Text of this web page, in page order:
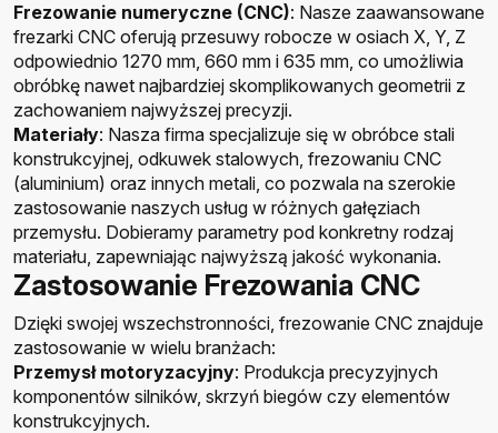
Frezowanie numeryczne (CNC): Nasze zaawansowane
frezarki CNC oferują przesuwy robocze w osiach X, Y, Z
odpowiednio 1270 mm, 660 mm i 635 mm, co umożliwia
obróbkę nawet najbardziej skomplikowanych geometrii z
zachowaniem najwyższej precyzji.
Materiały: Nasza firma specjalizuje się w obróbce stali
konstrukcyjnej, odkuwek stalowych, frezowaniu CNC
(aluminium) oraz innych metali, co pozwala na szerokie
zastosowanie naszych usług w różnych gałęziach
przemysłu. Dobieramy parametry pod konkretny rodzaj
materiału, zapewniając najwyższą jakość wykonania.
Zastosowanie Frezowania CNC
Dzięki swojej wszechstronności, frezowanie CNC znajduje
zastosowanie w wielu branżach:
Przemysł motoryzacyjny: Produkcja precyzyjnych
komponentów silników, skrzyń biegów czy elementów
konstrukcyjnych.